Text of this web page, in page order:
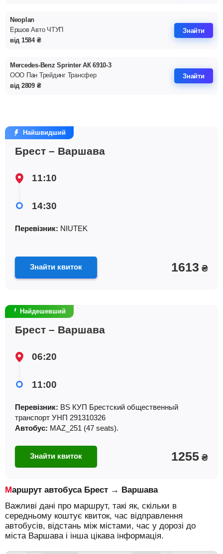
Neoplan
Ершов Авто ЧТУП
від 1584 ₴
Знайти
Mercedes-Benz Sprinter АК 6910-3
ООО Пан Трейдинг Трансфер
від 2809 ₴
Знайти
Найшвидший
Брест – Варшава
11:10
14:30
Перевізник: NIUTEK
Знайти квиток 1613 ₴
Найдешевший
Брест – Варшава
06:20
11:00
Перевізник: BS КУП Брестский общественный
транспорт УНП 291310326
Автобус: MAZ_251 (47 seats).
Знайти квиток 1255 ₴
Маршрут автобуса Брест → Варшава
Важливі дані про маршрут, такі як, скільки в
середньому коштує квиток, час відправлення
автобусів, відстань між містами, час у дорозі до
міста Варшава і інша цікава інформація.